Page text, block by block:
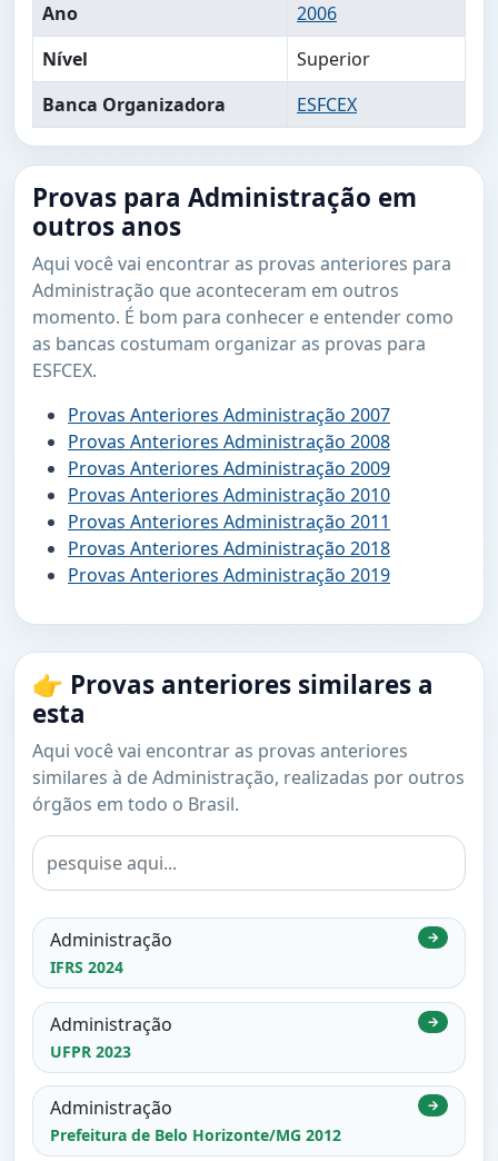
Ano
2006
Nível
Superior
Banca Organizadora
ESFCEX
Provas para Administração em
outros anos
Aqui você vai encontrar as provas anteriores para
Administração que aconteceram em outros
momento. É bom para conhecer e entender como
as bancas costumam organizar as provas para
ESFCEX.
Provas Anteriores Administração 2007
Provas Anteriores Administração 2008
Provas Anteriores Administração 2009
Provas Anteriores Administração 2010
Provas Anteriores Administração 2011
Provas Anteriores Administração 2018
Provas Anteriores Administração 2019
👉 Provas anteriores similares a
esta
Aqui você vai encontrar as provas anteriores
similares à de Administração, realizadas por outros
órgãos em todo o Brasil.
Administração
IFRS 2024
→
Administração
UFPR 2023
→
Administração
Prefeitura de Belo Horizonte/MG 2012
→